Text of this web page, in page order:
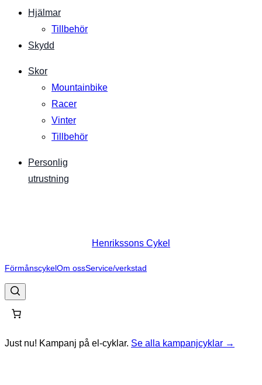
Hjälmar
Tillbehör
Skydd
Skor
Mountainbike
Racer
Vinter
Tillbehör
Personlig
utrustning
Henrikssons Cykel
FörmånscykelOm ossService/verkstad
Just nu! Kampanj på el-cyklar. Se alla kampanjcyklar →